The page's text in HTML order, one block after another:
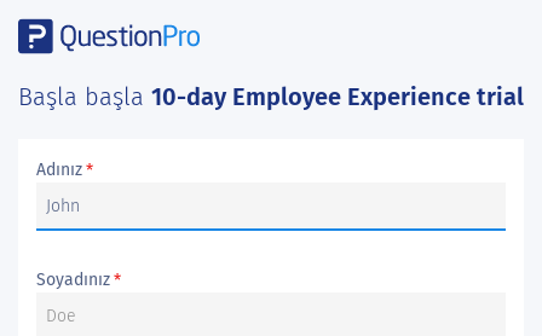
Başla başla 10-day Employee Experience trial
Adınız*
Soyadınız*